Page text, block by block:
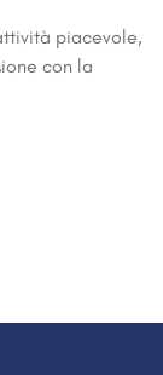
piacevole,
con la